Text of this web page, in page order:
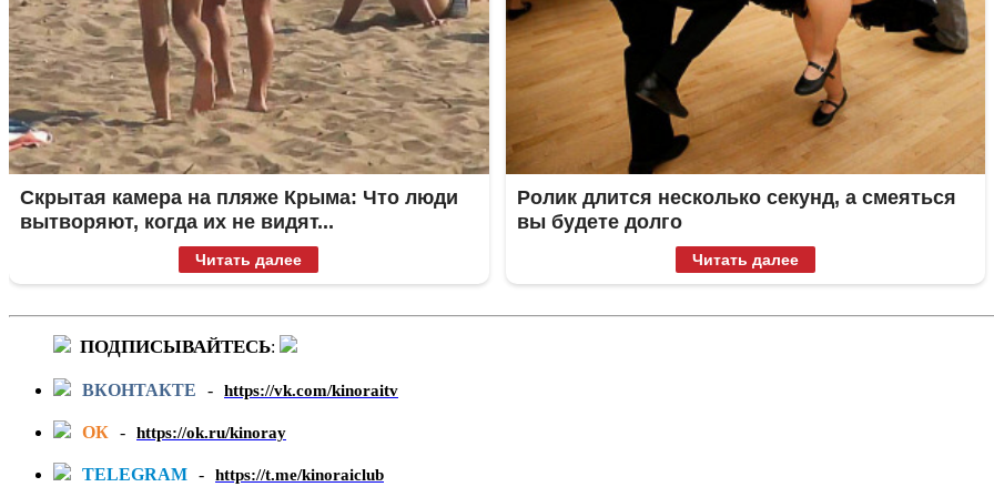
Скрытая камера на пляже Крыма: Что люди
вытворяют, когда их не видят...
Читать далее
Ролик длится несколько секунд, а смеяться
вы будете долго
Читать далее
ПОДПИСЫВАЙТЕСЬ:
ВКОНТАКТЕ - https://vk.com/kinoraitv
ОК - https://ok.ru/kinoray
TELEGRAM - https://t.me/kinoraiclub